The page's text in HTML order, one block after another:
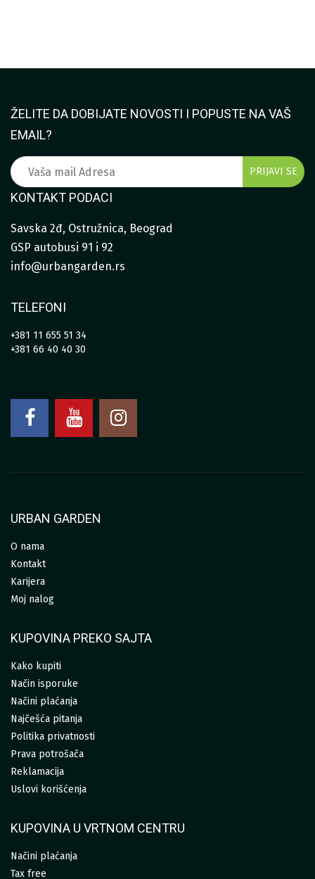
ŽELITE DA DOBIJATE NOVOSTI I POPUSTE NA VAŠ
EMAIL?
KONTAKT PODACI
Savska 2đ, Ostružnica, Beograd
GSP autobusi 91 i 92
info@urbangarden.rs
TELEFONI
+381 11 655 51 34
+381 66 40 40 30
URBAN GARDEN
O nama
Kontakt
Karijera
Moj nalog
KUPOVINA PREKO SAJTA
Kako kupiti
Način isporuke
Načini plaćanja
Najčešća pitanja
Politika privatnosti
Prava potrošača
Reklamacija
Uslovi korišćenja
KUPOVINA U VRTNOM CENTRU
Načini plaćanja
Tax free